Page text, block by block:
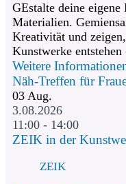
GEstalte deine eigene
Materialien.
Kreativität und
Kunstwerke
Weitere
Näh-Treffen für
03 Aug.
3.08.2026
11:00 - 14:00
ZEIK in der
ZEIK